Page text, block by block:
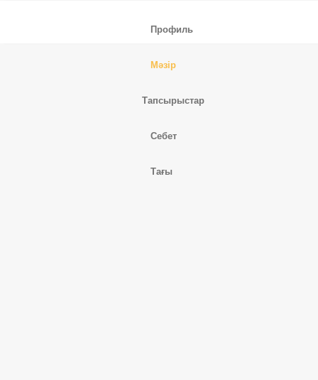
Профиль
Мәзір
Тапсырыстар
Себет
Тағы